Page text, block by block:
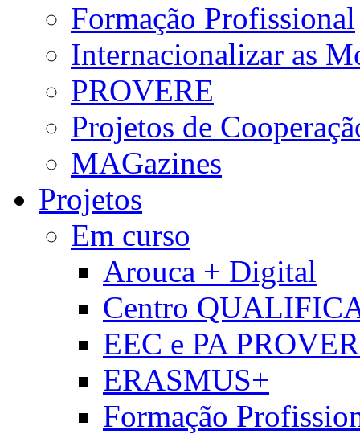
Formação Profissional
Internacionalizar as
PROVERE
Projetos de
MAGazines
Projetos
Em curso
Arouca + Digital
Centro
EEC e PA
ERASMUS+
Formação